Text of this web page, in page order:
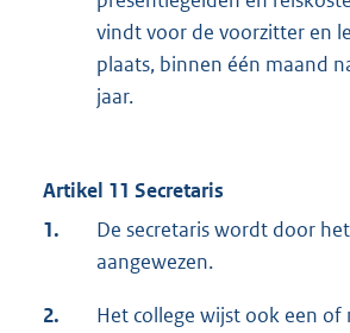
vindt voor de voorzitter en
plaats, binnen één maand
jaar.
Artikel 11 Secretaris
1.
De secretaris wordt door
aangewezen.
2.
Het college wijst ook een of